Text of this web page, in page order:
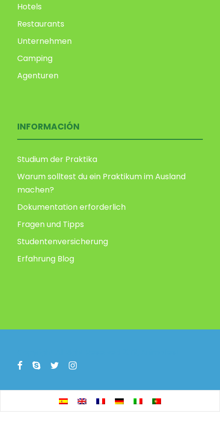
Hotels
Restaurants
Unternehmen
Camping
Agenturen
INFORMACIÓN
Studium der Praktika
Warum solltest du ein Praktikum im Ausland
machen?
Dokumentation erforderlich
Fragen und Tipps
Studentenversicherung
Erfahrung Blog